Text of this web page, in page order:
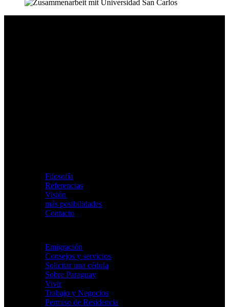
Filosofía
Referencias
Visión
más posibilidades
Contacto
Emigración
Consejos y servicios
Solicitar una cédula
Sobre Paraguay
Vivir
Trabajo y Negocios
Permiso de Residencia